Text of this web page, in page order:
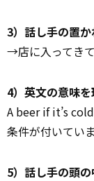
3）話し手の置
→店に入ってき
4）英文の意味
A beer if it’s
条件が付いていま
5）話し手の頭